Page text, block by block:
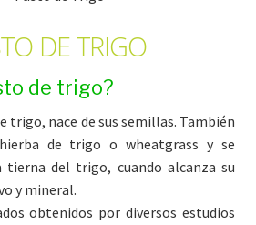
DE TRIGO
de trigo?
trigo, nace de sus semillas. También
de trigo o wheatgrass y se
del trigo, cuando alcanza su
y mineral.
obtenidos por diversos estudios